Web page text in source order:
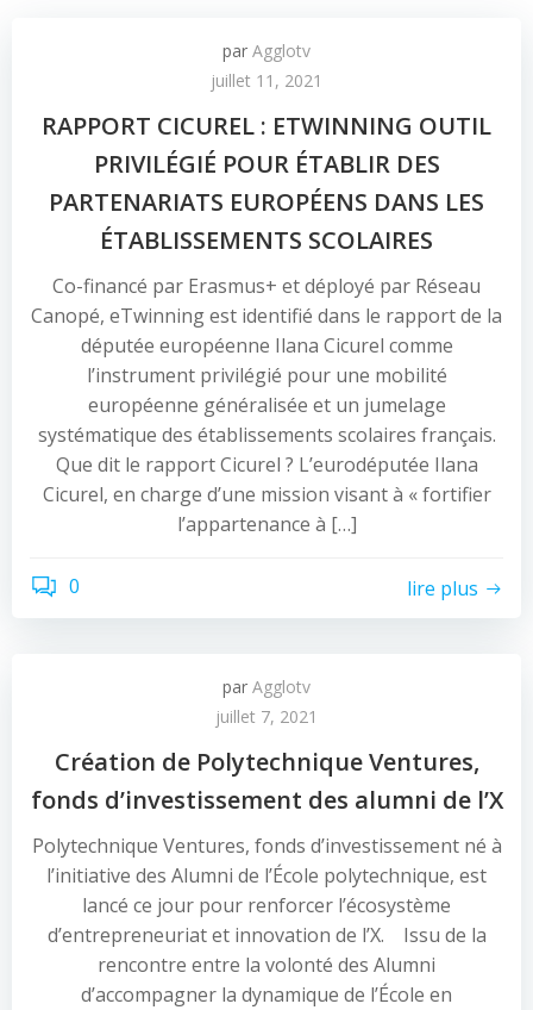
par Agglotv
juillet 11, 2021
RAPPORT CICUREL : ETWINNING OUTIL
PRIVILÉGIÉ POUR ÉTABLIR DES
PARTENARIATS EUROPÉENS DANS LES
ÉTABLISSEMENTS SCOLAIRES
Co-financé par Erasmus+ et déployé par Réseau
Canopé, eTwinning est identifié dans le rapport de la
députée européenne Ilana Cicurel comme
l’instrument privilégié pour une mobilité
européenne généralisée et un jumelage
systématique des établissements scolaires français.
Que dit le rapport Cicurel ? L’eurodéputée Ilana
Cicurel, en charge d’une mission visant à « fortifier
l’appartenance à […]
0 lire plus
par Agglotv
juillet 7, 2021
Création de Polytechnique Ventures,
fonds d’investissement des alumni de l’X
Polytechnique Ventures, fonds d’investissement né à
l’initiative des Alumni de l’École polytechnique, est
lancé ce jour pour renforcer l’écosystème
d’entrepreneuriat et innovation de l’X. Issu de la
rencontre entre la volonté des Alumni
d’accompagner la dynamique de l’École en